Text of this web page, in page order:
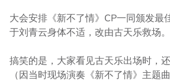
大会安排《新不了情》CP一同颁发最
于刘青云身体不适，改由古天乐救场。
搞笑的是，大家看见古天乐出场时，
（因当时现场演奏《新不了情》主题